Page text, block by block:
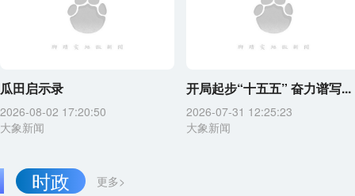
瓜田启示录
2026-08-02 17:20:50
大象新闻
开局起步“十五五” 奋力谱写...
2026-07-31 12:25:23
大象新闻
更多>
时政